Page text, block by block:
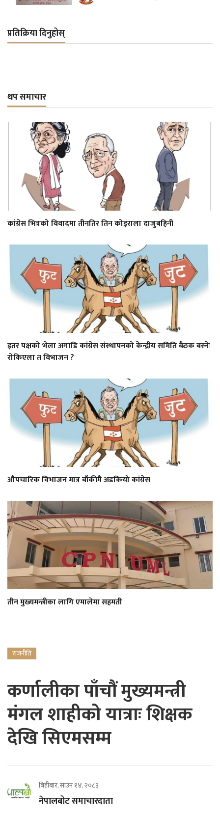
प्रतिक्रिया दिनुहोस्
थप समाचार
कांग्रेस भित्रको विवादमा तीनतिर तिन कोइराला दाजुबहिनी
इतर पक्षको भेला अगाडि कांग्रेस संस्थापनको केन्द्रीय समिति बैठक बस्नेः
रोकिएला त विभाजन ?
औपचारिक विभाजन मात्र बाँकीमै अडकियो कांग्रेस
तीन मुख्यमन्त्रीका लागि एमालेमा सहमती
राजनीति
कर्णालीका पाँचौं मुख्यमन्त्री
मंगल शाहीको यात्राः शिक्षक
देखि सिएमसम्म
बिहीबार, साउन १४, २०८३
नेपालबोट समाचारदाता